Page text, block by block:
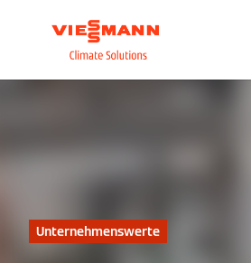
Unternehmenswerte